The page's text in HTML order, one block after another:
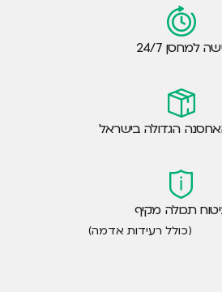
למחסן 24/7
הגדולה בישראל
תכולה מקיף
(כולל רעידות אדמה)